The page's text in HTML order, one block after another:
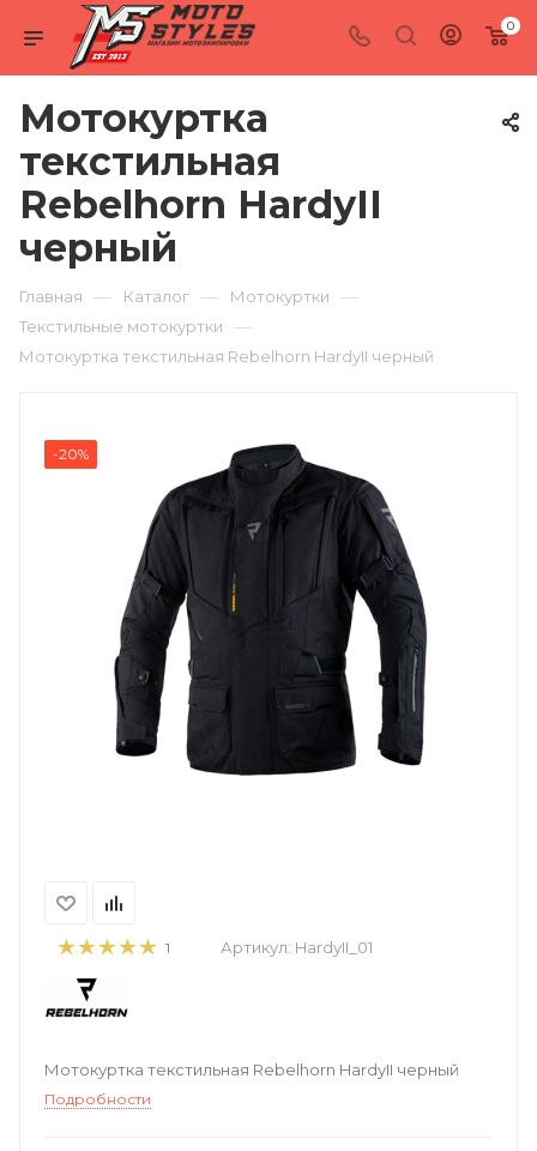
0
Мотокуртка
текстильная
Rebelhorn HardyII
черный
Главная — Каталог — Мотокуртки —
Текстильные мотокуртки —
Мотокуртка текстильная Rebelhorn HardyII черный
-20%
1 Артикул: HardyII_01
Мотокуртка текстильная Rebelhorn HardyII черный
Подробности